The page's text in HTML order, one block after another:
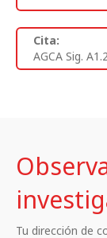
Cita:
AGCA Sig.
Tu dirección de